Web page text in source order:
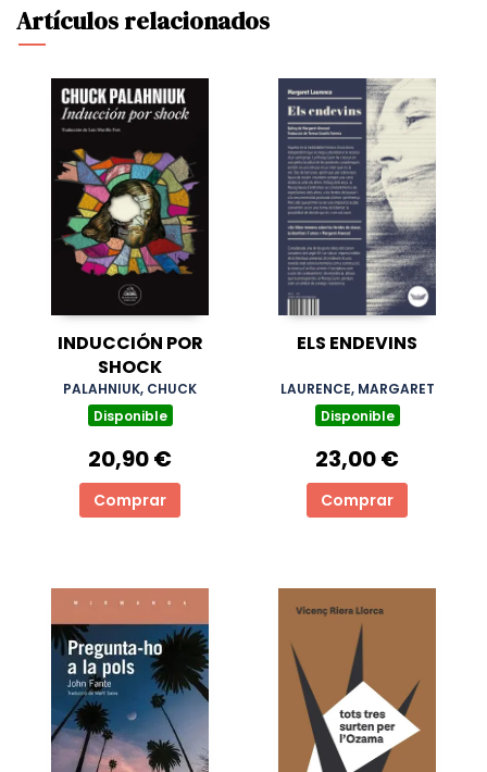
Artículos relacionados
INDUCCIÓN POR
SHOCK
PALAHNIUK, CHUCK
Disponible
20,90 €
Comprar
ELS ENDEVINS
LAURENCE, MARGARET
Disponible
23,00 €
Comprar